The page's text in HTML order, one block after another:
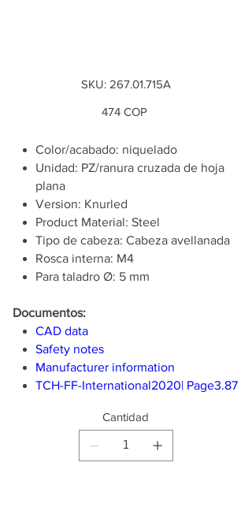
SKU: SKU
267.01.715A
267.01.715A
Precio
474 COP
Color/acabado: niquelado
Unidad: PZ/ranura cruzada de hoja
plana
Version: Knurled
Product Material: Steel
Tipo de cabeza: Cabeza avellanada
Rosca interna: M4
Para taladro Ø: 5 mm
Documentos:
CAD data
Safety notes
Manufacturer information
TCH-FF-International2020| Page3.87
Cantidad